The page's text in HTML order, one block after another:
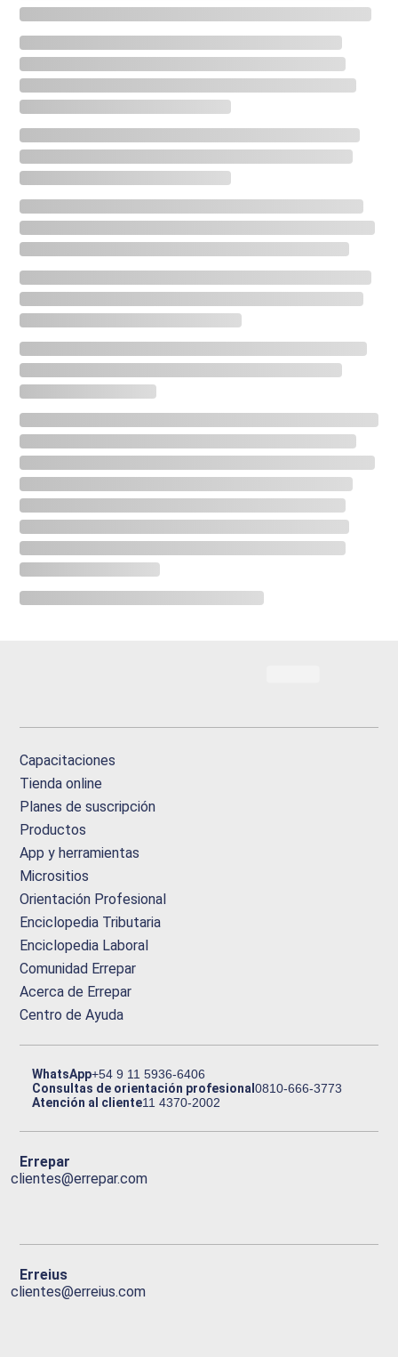
Capacitaciones
Tienda online
Planes de suscripción
Productos
App y herramientas
Micrositios
Orientación Profesional
Enciclopedia Tributaria
Enciclopedia Laboral
Comunidad Errepar
Acerca de Errepar
Centro de Ayuda
WhatsApp+54 9 11 5936-6406
Consultas de orientación profesional0810-666-3773
Atención al cliente11 4370-2002
Errepar
clientes@errepar.com
Erreius
clientes@erreius.com